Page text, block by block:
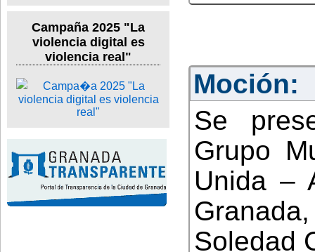
Campaña 2025 "La
violencia digital es
violencia real"
Moción:
Se
Grupo
Unida –
Soledad